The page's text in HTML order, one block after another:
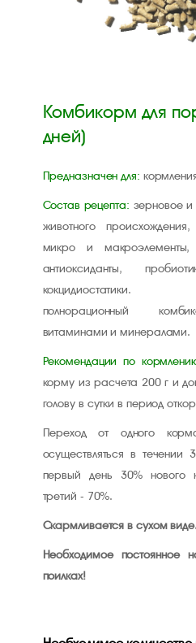
Комбикорм для
дней)
Предназначен для:
Состав рецепта: зерновое
животного
микро и
антиоксиданты,
кокцидиостатики.
полнорационный
витаминами и минералами.
Рекомендации по
корму из расчета 200 г и
голову в сутки в период
Переход от одного
осуществляться в
первый день 30%
третий - 70%.
Скармливается в сухом
Необходимое постоянное
поилках!